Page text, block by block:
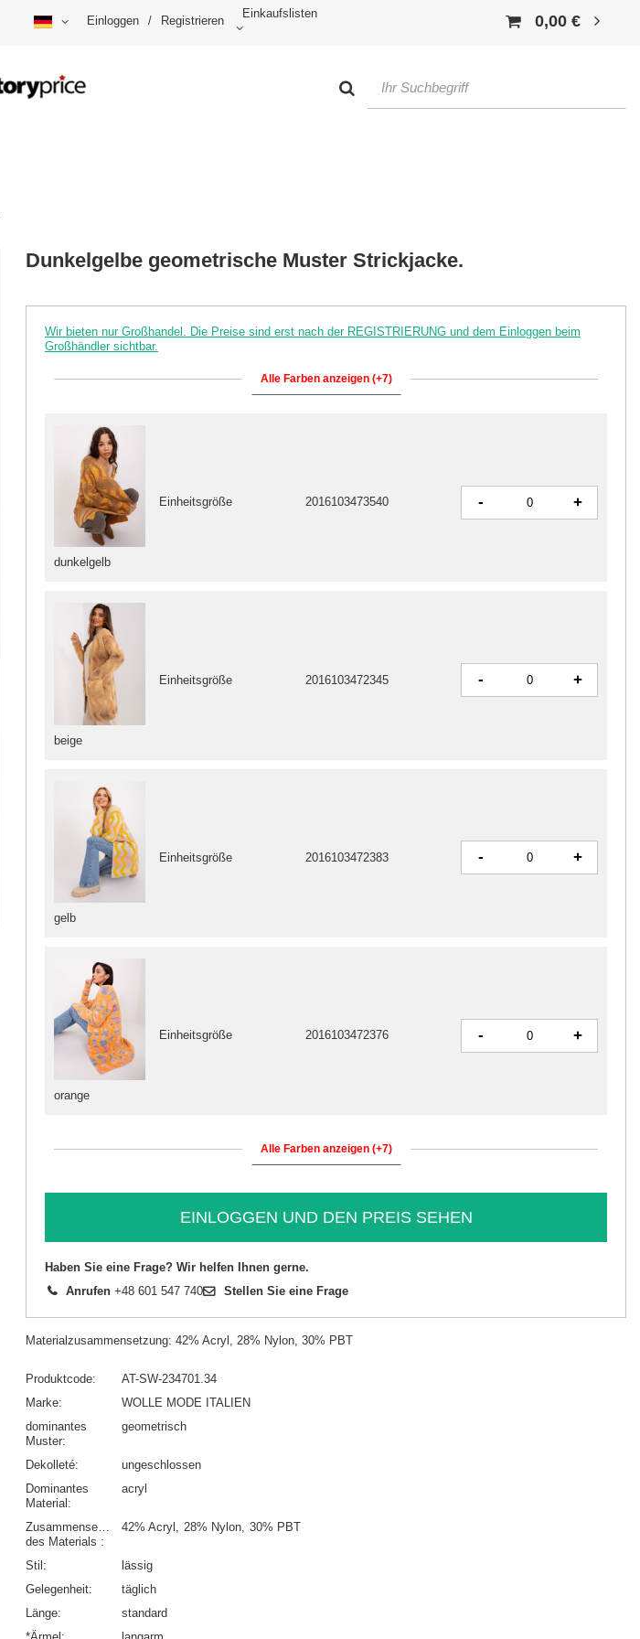
Einloggen / Registrieren
Einkaufslisten 0,00 €
Dunkelgelbe geometrische Muster Strickjacke.
Wir bieten nur Großhandel. Die Preise sind erst nach der REGISTRIERUNG und dem Einloggen beim
Großhändler sichtbar.
Alle Farben anzeigen (+7)
beige
Einheitsgröße 2016103472345 - +
gelb
Einheitsgröße 2016103472383 - +
orange
Einheitsgröße 2016103472376 - +
dunkelgelb
Einheitsgröße 2016103473540 - +
Alle Farben anzeigen (+7)
EINLOGGEN UND DEN PREIS SEHEN
Haben Sie eine Frage? Wir helfen Ihnen gerne.
Anrufen +48 601 547 740 Stellen Sie eine Frage
Materialzusammensetzung: 42% Acryl, 28% Nylon, 30% PBT
Produktcode
AT-SW-234701.34
Marke
WOLLE MODE ITALIEN
dominantes
Muster
geometrisch
Dekolleté
ungeschlossen
Dominantes
Material
acryl
Zusammensetzung
des Materials
42% Acryl 28% Nylon 30% PBT
Stil
lässig
Gelegenheit
täglich
Länge
standard